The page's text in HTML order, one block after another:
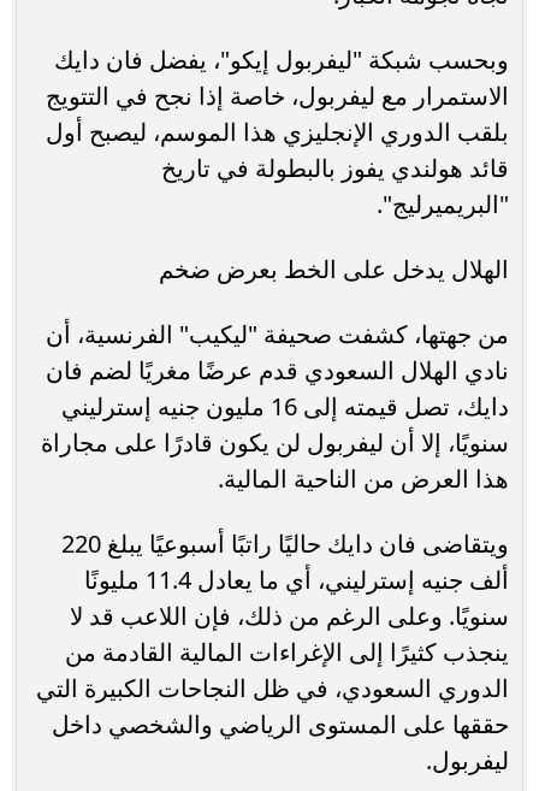
وبحسب شبكة "ليفربول إيكو"، يفضل فان دايك
الاستمرار مع ليفربول، خاصة إذا نجح في التتويج
بلقب الدوري الإنجليزي هذا الموسم، ليصبح أول
قائد هولندي يفوز بالبطولة في تاريخ
"البريميرليج".
الهلال يدخل على الخط بعرض ضخم
من جهتها، كشفت صحيفة "ليكيب" الفرنسية، أن
نادي الهلال السعودي قدم عرضًا مغريًا لضم فان
دايك، تصل قيمته إلى 16 مليون جنيه إسترليني
سنويًا، إلا أن ليفربول لن يكون قادرًا على مجاراة
هذا العرض من الناحية المالية.
ويتقاضى فان دايك حاليًا راتبًا أسبوعيًا يبلغ 220
ألف جنيه إسترليني، أي ما يعادل 11.4 مليونًا
سنويًا. وعلى الرغم من ذلك، فإن اللاعب قد لا
ينجذب كثيرًا إلى الإغراءات المالية القادمة من
الدوري السعودي، في ظل النجاحات الكبيرة التي
حققها على المستوى الرياضي والشخصي داخل
ليفربول.